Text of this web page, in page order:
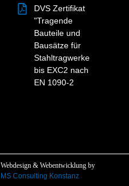
DVS Zertifikat
"Tragende
Bauteile und
Bausätze für
Stahltragwerke
bis EXC2 nach
EN 1090-2
Webdesign & Webentwicklung by
MS Consulting Konstanz